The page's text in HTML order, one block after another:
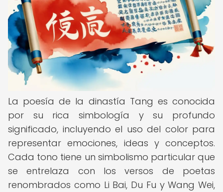
La poesía de la dinastía Tang es conocida
por su rica simbología y su profundo
significado, incluyendo el uso del color para
representar emociones, ideas y conceptos.
Cada tono tiene un simbolismo particular que
se entrelaza con los versos de poetas
renombrados como Li Bai, Du Fu y Wang Wei,